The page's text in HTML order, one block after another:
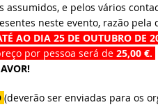
assumidos, e pelos vários
neste evento, razão pela
AO DIA 25 DE OUTUBRO DE
por pessoa será de25,00 €.
(deverão ser enviadas para os